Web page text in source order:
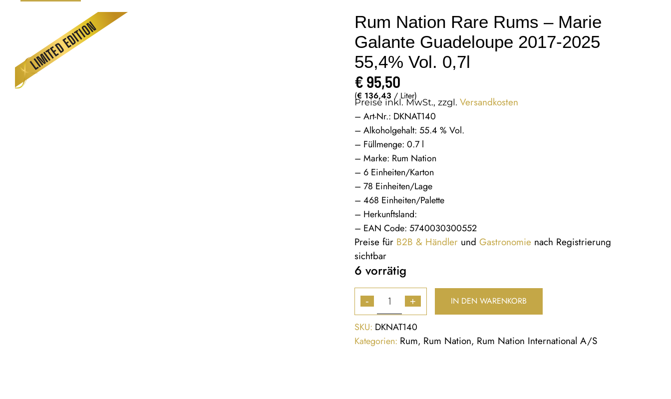
Rum Nation Rare Rums – Marie
Galante Guadeloupe 2017-2025
55,4% Vol. 0,7l
€ 95,50
(€ 136,43 / Liter)
Preise inkl. MwSt., zzgl.Versandkosten
– Art-Nr.: DKNAT140
– Alkoholgehalt: 55.4 % Vol.
– Füllmenge: 0.7 l
– Marke: Rum Nation
– 6 Einheiten/Karton
– 78 Einheiten/Lage
– 468 Einheiten/Palette
– Herkunftsland:
– EAN Code: 5740030300552
Preise für B2B & Händler undGastronomie nach Registrierung
sichtbar
6 vorrätig
- + IN DEN WARENKORB
SKU: DKNAT140
Kategorien: Rum, Rum Nation, Rum Nation International A/S